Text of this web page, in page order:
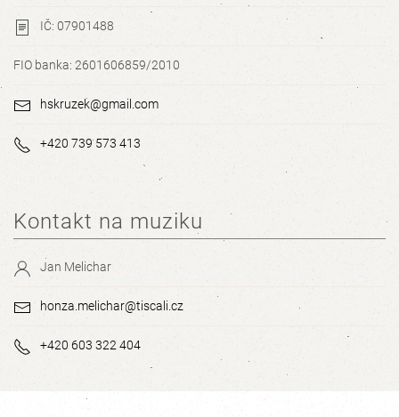
IČ: 07901488
FIO banka: 2601606859/2010
hskruzek@gmail.com
+420 739 573 413
Kontakt na muziku
Jan Melichar
honza.melichar@tiscali.cz
+420 603 322 404